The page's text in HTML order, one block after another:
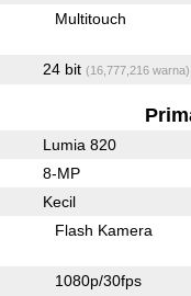
Multitouch
24 bit (16,777,216 warna)
Lumia 820
8-MP
Kecil
Flash Kamera
1080p/30fps